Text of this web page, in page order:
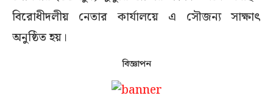
বিরোধীদলীয় নেতার কার্যালয়ে এ সৌজন্য সাক্ষাৎ
অনুষ্ঠিত হয়।
বিজ্ঞাপন